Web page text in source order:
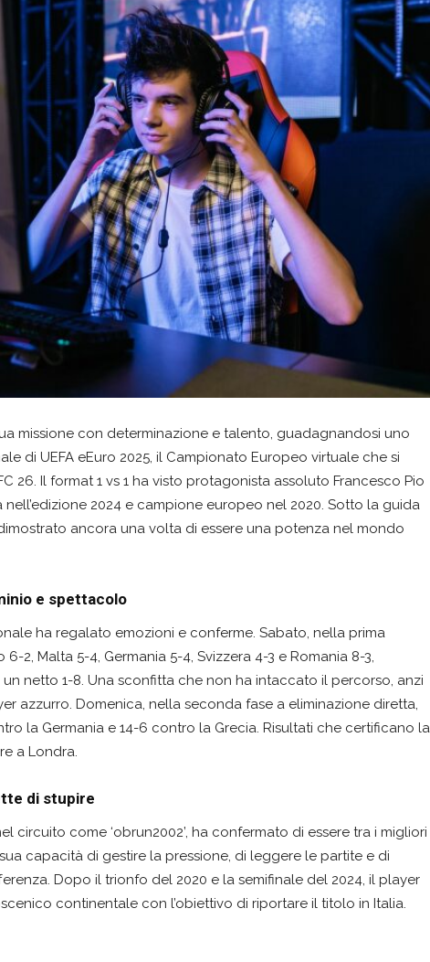
missione con determinazione e talento, guadagnandosi uno
di UEFA eEuro 2025, il Campionato Europeo virtuale che si
26. Il format 1 vs 1 ha visto protagonista assoluto Francesco Pio
nell’edizione 2024 e campione europeo nel 2020. Sotto la guida
ancora una volta di essere una potenza nel mondo
e spettacolo
ha regalato emozioni e conferme. Sabato, nella prima
2, Malta 5-4, Germania 5-4, Svizzera 4-3 e Romania 8-3,
netto 1-8. Una sconfitta che non ha intaccato il percorso, anzi
azzurro. Domenica, nella seconda fase a eliminazione diretta,
la Germania e 14-6 contro la Grecia. Risultati che certificano la
a Londra.
di stupire
circuito come ‘obrun2002’, ha confermato di essere tra i migliori
capacità di gestire la pressione, di leggere le partite e di
Dopo il trionfo del 2020 e la semifinale del 2024, il player
continentale con l’obiettivo di riportare il titolo in Italia.